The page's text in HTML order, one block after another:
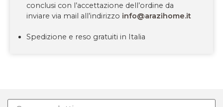
conclusi con l’accettazione dell’ordine da
inviare via mail all’indirizzo info@arazihome.it
Spedizione e reso gratuiti in Italia